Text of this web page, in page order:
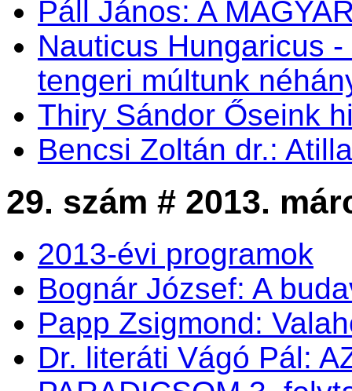
Páll János: A
Nauticus Hungaricus
tengeri múltunk
Thiry Sándor Őseink
Bencsi Zoltán dr.:
29. szám # 2013.
2013-évi programok
Bognár József: A
Papp Zsigmond:
Dr. literáti Vágó Pál: